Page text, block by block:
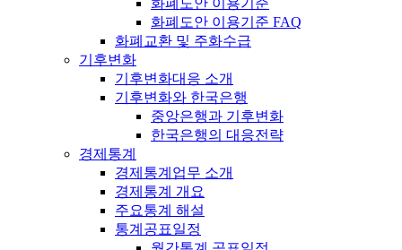
화폐도안 이용기준
화폐도안 이용기준 FAQ
화폐교환 및 주화수급
기후변화
기후변화대응 소개
기후변화와 한국은행
중앙은행과 기후변화
한국은행의 대응전략
경제통계
경제통계업무 소개
경제통계 개요
주요통계 해설
통계공표일정